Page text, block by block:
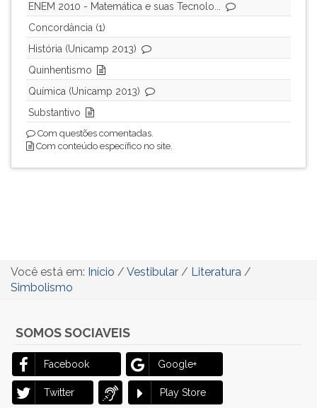
ENEM 2010 - Matemática e suas Tecnolo...
Concordância (1)
História (Unicamp 2013)
Quinhentismo
Química (Unicamp 2013)
Substantivo
Com questões comentadas.
Com conteúdo específico no site.
Você está em: Início / Vestibular / Literatura /
Simbolismo
SOMOS SOCIAVEIS
Facebook Google+
Twitter Play Store